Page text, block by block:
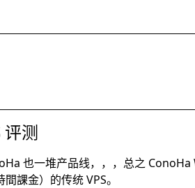
测
也一堆产品线，，，总之 ConoHa
課金）的传统 VPS。